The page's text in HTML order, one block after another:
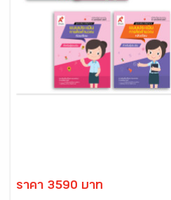
ราคา 3590 บาท